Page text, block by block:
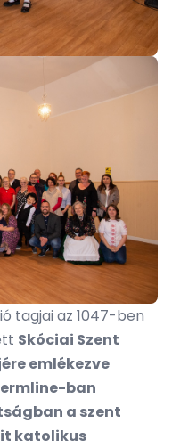
tagjai az 1047-ben
Skóciai Szent
emlékezve
ban
a szent
katolikus